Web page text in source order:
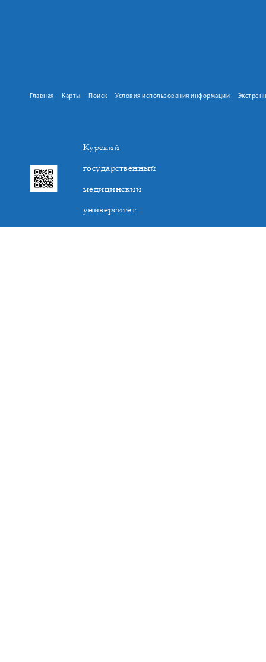
Главная Карты Поиск Условия использования информации
Курский
государственный
медицинский
университет